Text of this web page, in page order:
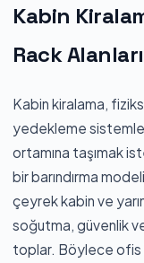
Kabin
Rack Alanları
Kabin kiralama,
yedekleme
ortamına taşımak
bir barındırma
çeyrek kabin ve
soğutma, güvenlik
toplar. Böylece ofis